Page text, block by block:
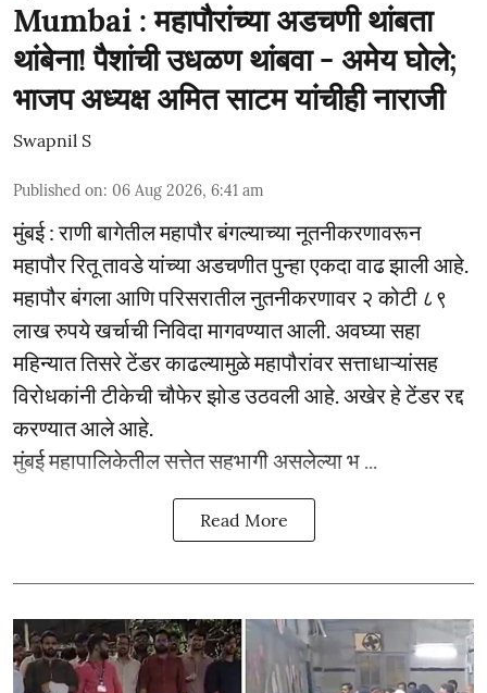
Mumbai : महापौरांच्या अडचणी थांबता
थांबेना! पैशांची उधळण थांबवा - अमेय घोले;
भाजप अध्यक्ष अमित साटम यांचीही नाराजी
Swapnil S
Published on: 06 Aug 2026, 6:41 am
मुंबई : राणी बागेतील महापौर बंगल्याच्या नूतनीकरणावरून
महापौर रितू तावडे यांच्या अडचणीत पुन्हा एकदा वाढ झाली आहे.
महापौर बंगला आणि परिसरातील नुतनीकरणावर २ कोटी ८९
लाख रुपये खर्चाची निविदा मागवण्यात आली. अवघ्या सहा
महिन्यात तिसरे टेंडर काढल्यामुळे महापौरांवर सत्ताधाऱ्यांसह
विरोधकांनी टीकेची चौफेर झोड उठवली आहे. अखेर हे टेंडर रद्द
करण्यात आले आहे.
मुंबई महापालिकेतील सत्तेत सहभागी असलेल्या भ ...
Read More